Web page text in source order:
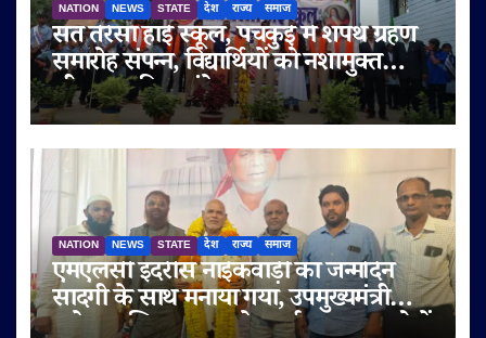
NATION NEWS STATE देश राज्य समाज
संत तेरेसा हाई स्कूल, पंचकुई में शपथ ग्रहण
समारोह संपन्न, विद्यार्थियों को नशामुक्त
जीवन का दिया संदेश
NATION NEWS STATE देश राज्य समाज
एमएलसी इदरीस नाईकवाड़ी का जन्मदिन
सादगी के साथ मनाया गया, उपमुख्यमंत्री
सुनेत्रा अजित पवार समेत कई गणमान्य लोगों